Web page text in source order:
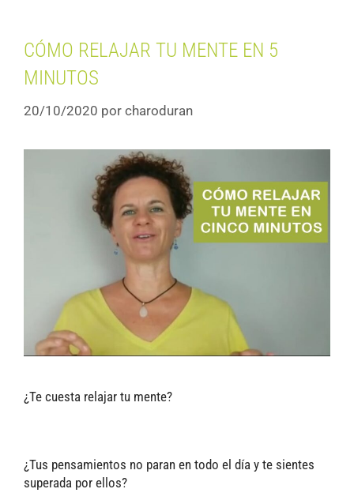
CÓMO RELAJAR TU MENTE EN 5
MINUTOS
20/10/2020 por charoduran
¿Te cuesta relajar tu mente?
¿Tus pensamientos no paran en todo el día y te sientes
superada por ellos?